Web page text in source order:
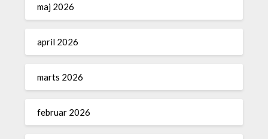
maj 2026
april 2026
marts 2026
februar 2026